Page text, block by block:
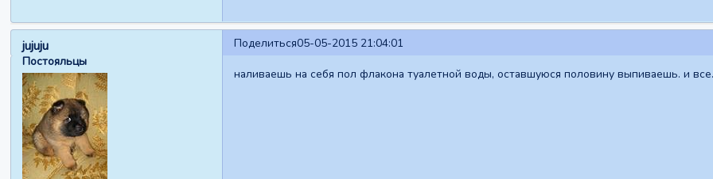
Поделиться05-05-2015 21:04:01
jujuju
Постояльцы
наливаешь на себя пол флакона туалетной воды, оставшуюся половину выпиваешь. и